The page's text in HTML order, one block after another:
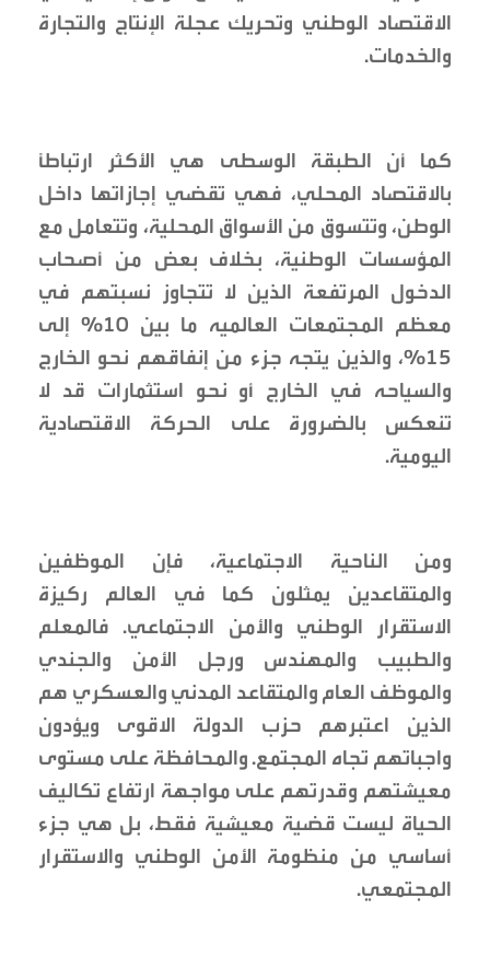
الاقتصاد الوطني وتحريك عجلة الإنتاج والتجارة
والخدمات.
كما أن الطبقة الوسطى هي الأكثر ارتباطًا
بالاقتصاد المحلي، فهي تقضي إجازاتها داخل
الوطن، وتتسوق من الأسواق المحلية، وتتعامل مع
المؤسسات الوطنية، بخلاف بعض من أصحاب
الدخول المرتفعة الذين لا تتجاوز نسبتهم في
معظم المجتمعات العالميه ما بين 10% إلى
15%، والذين يتجه جزء من إنفاقهم نحو الخارج
والسياحه في الخارج أو نحو استثمارات قد لا
تنعكس بالضرورة على الحركة الاقتصادية
اليومية.
ومن الناحية الاجتماعية، فإن الموظفين
والمتقاعدين يمثلون كما في العالم ركيزة
الاستقرار الوطني والأمن الاجتماعي. فالمعلم
والطبيب والمهندس ورجل الأمن والجندي
والموظف العام والمتقاعد المدني والعسكري هم
الذين اعتبرهم حزب الدولة الاقوى ويؤدون
واجباتهم تجاه المجتمع. والمحافظة على مستوى
معيشتهم وقدرتهم على مواجهة ارتفاع تكاليف
الحياة ليست قضية معيشية فقط، بل هي جزء
أساسي من منظومة الأمن الوطني والاستقرار
المجتمعي.